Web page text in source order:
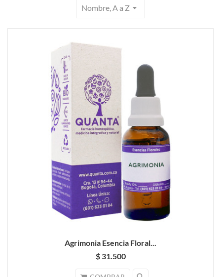
Nombre, A a Z arrow_drop_down
Agrimonia Esencia Floral...
$ 31.500